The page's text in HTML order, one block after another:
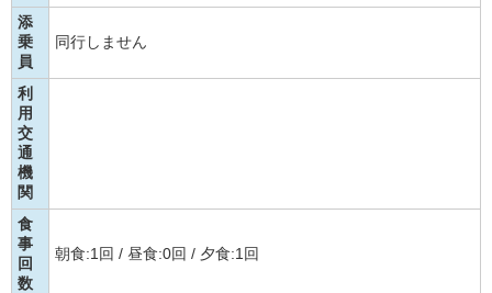
添
乗
員
同行しません
利
用
交
通
機
関
食
事
回
数
朝食:1回 / 昼食:0回 / 夕食:1回